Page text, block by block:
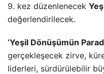
9. kez düzenlenecek
değerlendirilecek.
‘Yeşil Dönüşümün
gerçekleşecek zirve,
liderleri, sürdürülebilir